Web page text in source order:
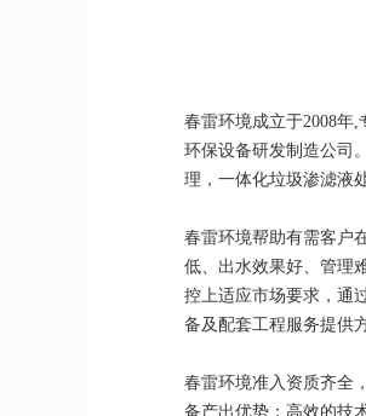
春雷环境成立于2008年
环保设备研发制造公司
理，一体化垃圾渗滤液
春雷环境帮助有需客户
低、出水效果好、管理
控上适应市场要求，通
备及配套工程服务提供方
春雷环境准入资质齐全
备产出优势；高效的技